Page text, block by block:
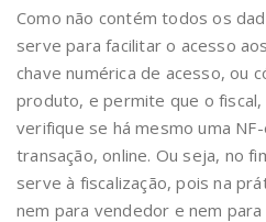
Como não contém todos os
serve para facilitar o acesso
chave numérica de acesso, ou
produto, e permite que o
verifique se há mesmo uma
transação, online. Ou seja, no
serve à fiscalização, pois na
nem para vendedor e nem para